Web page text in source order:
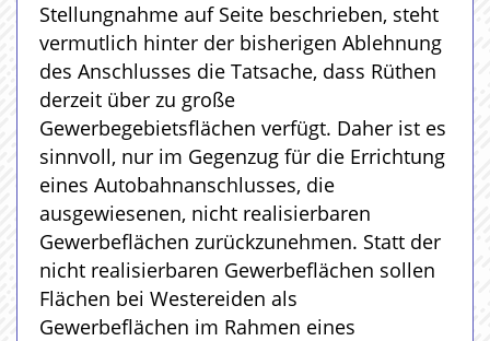
Stellungnahme auf Seite beschrieben, steht
vermutlich hinter der bisherigen Ablehnung
des Anschlusses die Tatsache, dass Rüthen
derzeit über zu große
Gewerbegebietsflächen verfügt. Daher ist es
sinnvoll, nur im Gegenzug für die Errichtung
eines Autobahnanschlusses, die
ausgewiesenen, nicht realisierbaren
Gewerbeflächen zurückzunehmen. Statt der
nicht realisierbaren Gewerbeflächen sollen
Flächen bei Westereiden als
Gewerbeflächen im Rahmen eines